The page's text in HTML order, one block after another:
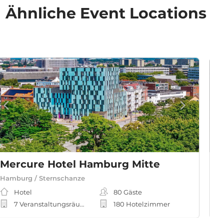
Ähnliche Event Locations
Mercure Hotel Hamburg Mitte
Hamburg / Sternschanze
Hotel
7 Veranstaltungsräume
80 Gäste
180 Hotelzimmer